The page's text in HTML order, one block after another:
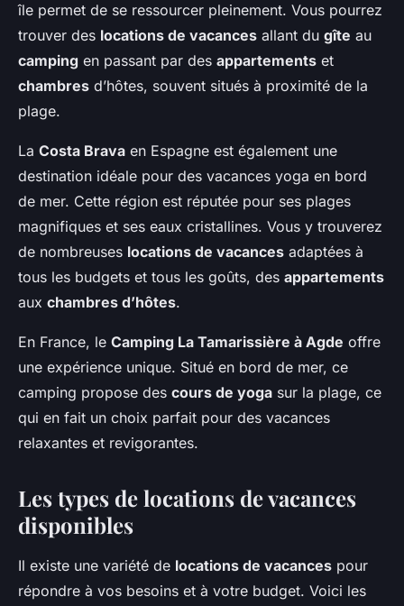
île permet de se ressourcer pleinement. Vous pourrez
trouver des locations de vacances allant du gîte au
camping en passant par des appartements et
chambres d’hôtes, souvent situés à proximité de la
plage.
La Costa Brava en Espagne est également une
destination idéale pour des vacances yoga en bord
de mer. Cette région est réputée pour ses plages
magnifiques et ses eaux cristallines. Vous y trouverez
de nombreuses locations de vacances adaptées à
tous les budgets et tous les goûts, des appartements
aux chambres d’hôtes.
En France, le Camping La Tamarissière à Agde offre
une expérience unique. Situé en bord de mer, ce
camping propose des cours de yoga sur la plage, ce
qui en fait un choix parfait pour des vacances
relaxantes et revigorantes.
Les types de locations de vacances
disponibles
Il existe une variété de locations de vacances pour
répondre à vos besoins et à votre budget. Voici les